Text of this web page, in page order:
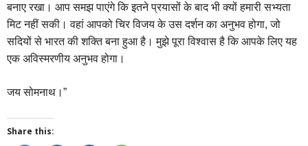
बनाए रखा। आप समझ पाएंगे कि इतने प्रयासों के बाद भी क्यों हमारी सभ्यता
मिट नहीं सकी। वहां आपको चिर विजय के उस दर्शन का अनुभव होगा, जो
सदियों से भारत की शक्ति बना हुआ है। मुझे पूरा विश्वास है कि आपके लिए यह
एक अविस्मरणीय अनुभव होगा।
जय सोमनाथ।”
Share this: